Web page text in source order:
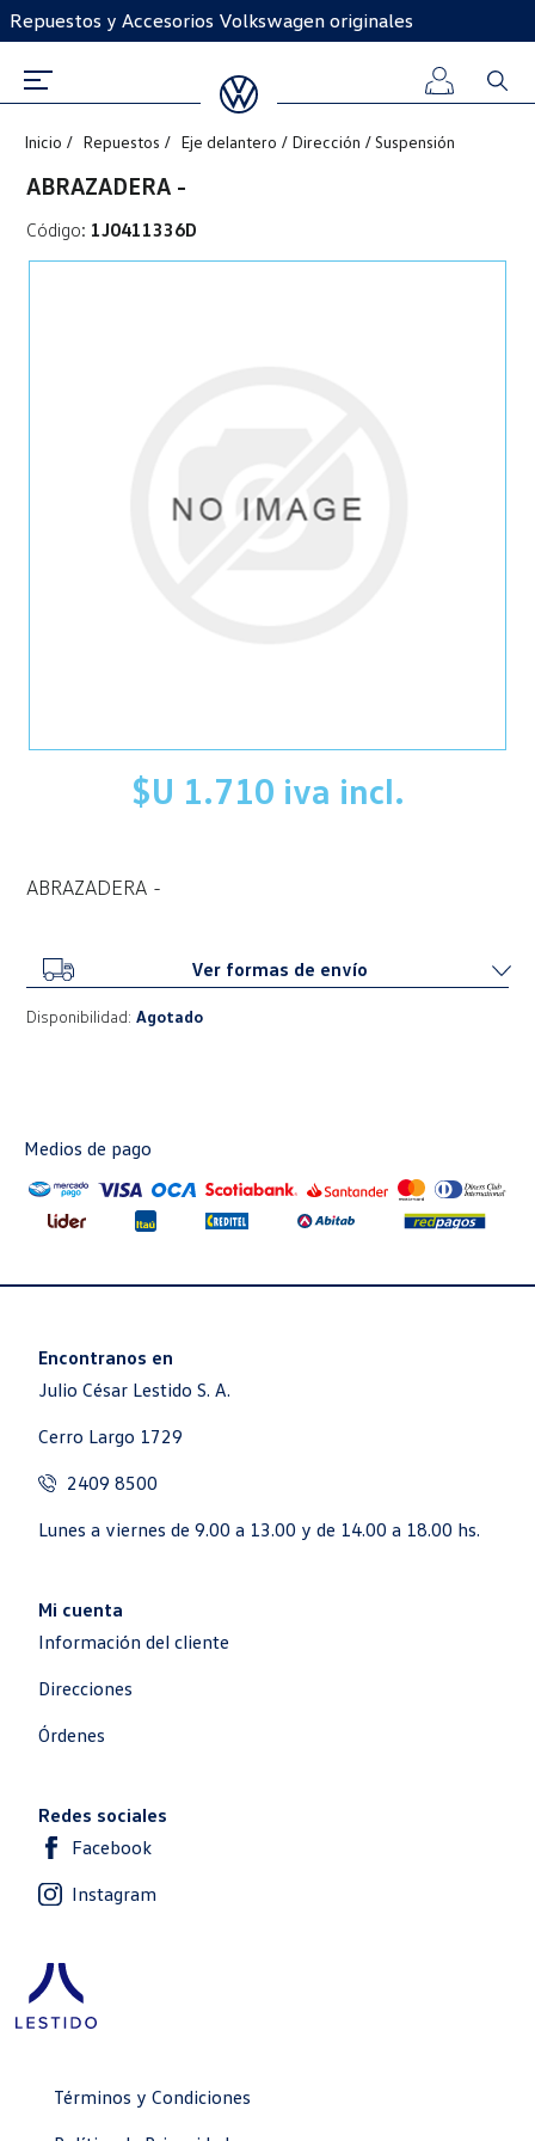
Repuestos y Accesorios Volkswagen originales
Inicio Repuestos Eje delantero / Dirección / Suspensión
ABRAZADERA -
Código: 1J0411336D
$U 1.710 iva incl.
ABRAZADERA -
Ver formas de envío
Disponibilidad: Agotado
Medios de pago
Encontranos en
Julio César Lestido S. A.
Cerro Largo 1729
2409 8500
Lunes a viernes de 9.00 a 13.00 y de 14.00 a 18.00 hs.
Mi cuenta
Información del cliente
Direcciones
Órdenes
Redes sociales
Facebook
Instagram
Términos y Condiciones